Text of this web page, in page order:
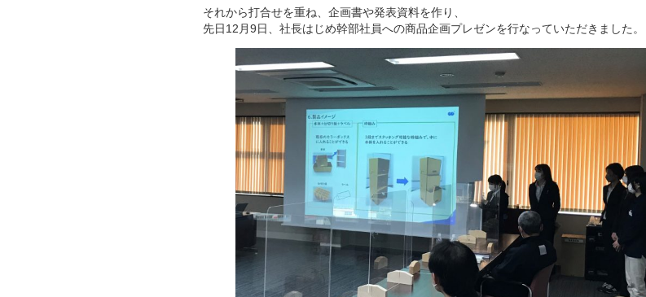
それから打合せを重ね、企画書や発表資料を作り、
先日12月9日、社長はじめ幹部社員への商品企画プレゼンを行なっていただきました。